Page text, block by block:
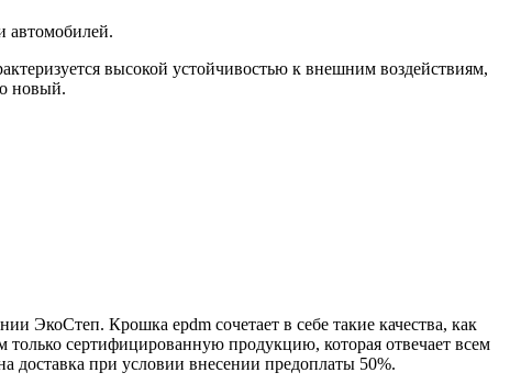
автомобилей.
высокой устойчивостью к внешним воздействиям,
новый.
ЭкоСтеп. Крошка epdm сочетает в себе такие качества, как
только сертифицированную продукцию, которая отвечает всем
при условии внесении предоплаты 50%.